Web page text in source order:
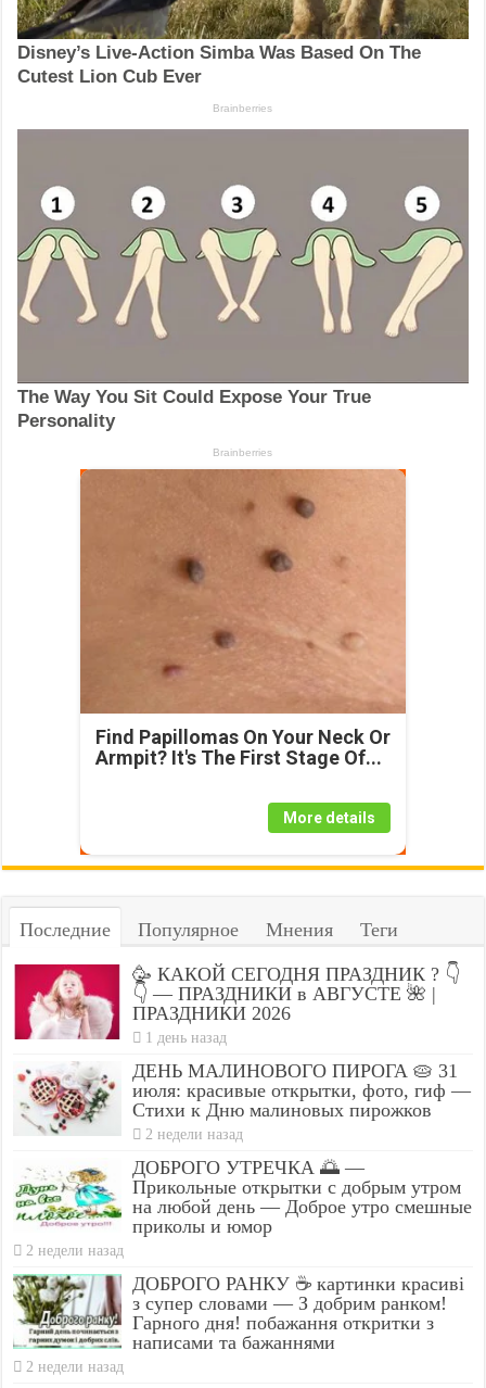
Find Papillomas On Your Neck Or
Armpit? It's The First Stage Of...
More details
Последние Популярное Мнения Теги
🥳 КАКОЙ СЕГОДНЯ ПРАЗДНИК ? 👇
👇 — ПРАЗДНИКИ в АВГУСТЕ 🌺 |
ПРАЗДНИКИ 2026
1 день назад
ДЕНЬ МАЛИНОВОГО ПИРОГА 🥧 31
июля: красивые открытки, фото, гиф —
Стихи к Дню малиновых пирожков
2 недели назад
ДОБРОГО УТРЕЧКА 🌅 —
Прикольные открытки с добрым утром
на любой день — Доброе утро смешные
приколы и юмор
2 недели назад
ДОБРОГО РАНКУ ☕ картинки красиві
з супер словами — З добрим ранком!
Гарного дня! побажання откритки з
написами та бажаннями
2 недели назад